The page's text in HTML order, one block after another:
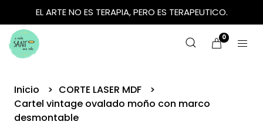
EL ARTE NO ES TERAPIA, PERO ES TERAPEUTICO.
0
Inicio
CORTE LASER MDF
Cartel vintage ovalado moño con marco
desmontable